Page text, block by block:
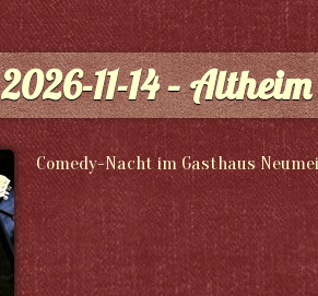
2026-11-14 – Altheim
Comedy-Nacht im Gasthaus